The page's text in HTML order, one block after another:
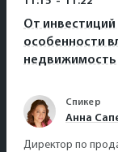
От инвестиций
особенности
недвижимость
Спикер
Анна
Директор по